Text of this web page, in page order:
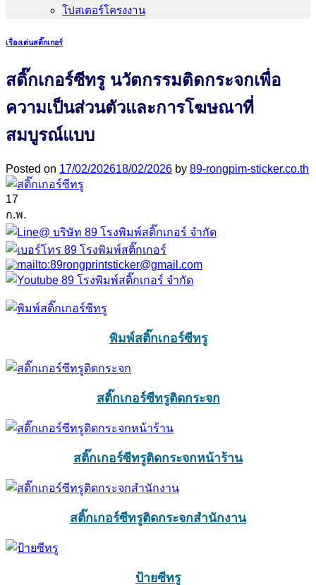
โปสเตอร์โครงงาน
เรื่องเด่นสติ๊กเกอร์
สติ๊กเกอร์ซีทรู นวัตกรรมติดกระจกเพื่อ
ความเป็นส่วนตัวและการโฆษณาที่
สมบูรณ์แบบ
Posted on 17/02/202618/02/2026 by 89-rongpim-sticker.co.th
17
ก.พ.
พิมพ์สติ๊กเกอร์ซีทรู
สติ๊กเกอร์ซีทรูติดกระจก
สติ๊กเกอร์ซีทรูติดกระจกหน้าร้าน
สติ๊กเกอร์ซีทรูติดกระจกสำนักงาน
ป้ายซีทรู